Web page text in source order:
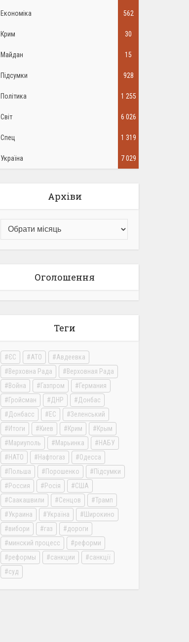
Економіка 562
Крим 30
Майдан 15
Підсумки 928
Політика 1 255
Світ 6 026
Спец 1 319
Україна 7 029
Архіви
Оголошення
Теги
ЄС АТО
Авдеевка
Верховна Рада
Верховная Рада
Война
Газпром
Германия
Гройсман
ДНР
Донбас
Донбасс
ЕС
Зеленський
Итоги
Киев Крим
Крым
Мариуполь
Марьинка
НАБУ
НАТО
Нафтогаз
Одесса
Польша
Порошенко
Підсумки
Россия
Росія
США
Саакашвили
Сенцов
Трамп
Украина
Україна
Широкино
вибори
газ
дороги
минский процесс
реформи
реформы
санкции
санкції
суд